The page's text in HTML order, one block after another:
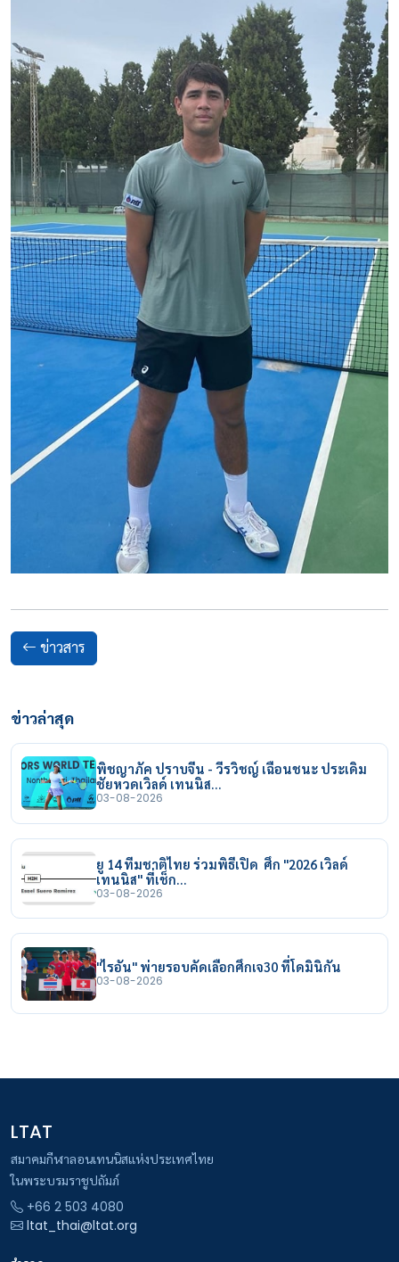
ข่าวสาร
ข่าวล่าสุด
พิชญาภัค ปราบจีน - วีรวิชญ์ เฉือนชนะ ประเดิม
ชัยหวดเวิลด์ เทนนิส…
03-08-2026
ยู 14 ทีมชาติไทย ร่วมพิธีเปิด ศึก "2026 เวิลด์
เทนนิส" ที่เช็ก…
03-08-2026
"ไรอัน" พ่ายรอบคัดเลือกศึกเจ30 ที่โดมินิกัน
03-08-2026
LTAT
สมาคมกีฬาลอนเทนนิสแห่งประเทศไทย
ในพระบรมราชูปถัมภ์
+66 2 503 4080
ltat_thai@ltat.org